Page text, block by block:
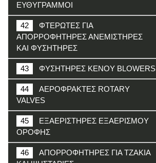
ΕΥΘΥΓΡΑΜΜΟΙ
42
ΦΤΕΡΩΤΕΣ ΓΙΑ
ΑΠΟΡΡΟΦΗΤΗΡΕΣ ΑΝΕΜΙΣΤΗΡΕΣ
ΚΑΙ ΦΥΣΗΤΗΡΕΣ
43 ΦΥΣΗΤΗΡΕΣ ΚΕΝΟΥ BLOWERS
44
ΑΕΡΟΦΡΑΚΤΕΣ ROTARY
VALVES
45
ΕΞΑΕΡΙΣΤΗΡΕΣ ΕΞΑΕΡΙΣΜΟΥ
ΟΡΟΦΗΣ
46
ΑΠΟΡΡΟΦΗΤΗΡΕΣ ΓΙΑ ΤΖΑΚΙΑ